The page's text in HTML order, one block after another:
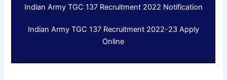
Indian Army TGC 137 Recruitment 2022 Notification
Indian Army TGC 137 Recruitment 2022-23 Apply
Online